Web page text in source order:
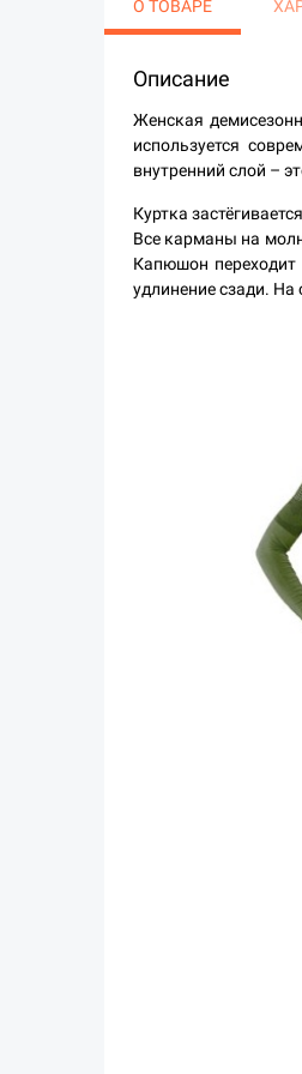
О ТОВАРЕ
Описание
Женская
используется
внутренний слой –
Куртка
Все карманы на
Капюшон переходит
удлинение сзади.